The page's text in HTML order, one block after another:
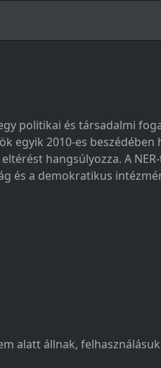
politikai és társadalmi
2010-es
hangsúlyozza. A
és a demokratikus
alatt állnak,